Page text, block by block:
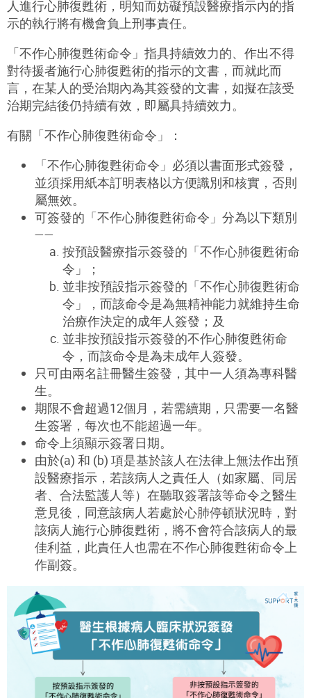
人進行心肺復甦術，明知而妨礙預設醫療指示內的指
示的執行將有機會負上刑事責任。
「不作心肺復甦術命令」指具持續效力的、作出不得
對待援者施行心肺復甦術的指示的文書，而就此而
言，在某人的受治期內為其簽發的文書，如擬在該受
治期完結後仍持續有效，即屬具持續效力。
有關「不作心肺復甦術命令」：
「不作心肺復甦術命令」必須以書面形式簽發，
並須採用紙本訂明表格以方便識別和核實，否則
屬無效。
可簽發的「不作心肺復甦術命令」分為以下類別
——
按預設醫療指示簽發的「不作心肺復甦術命
令」；
並非按預設指示簽發的「不作心肺復甦術命
令」，而該命令是為無精神能力就維持生命
治療作決定的成年人簽發；及
並非按預設指示簽發的不作心肺復甦術命
令，而該命令是為未成年人簽發。
只可由兩名註冊醫生簽發，其中一人須為專科醫
生。
期限不會超過12個月，若需續期，只需要一名醫
生簽署，每次也不能超過一年。
命令上須顯示簽署日期。
由於(a) 和 (b) 項是基於該人在法律上無法作出預
設醫療指示，若該病人之責任人（如家屬、同居
者、合法監護人等）在聽取簽署該等命令之醫生
意見後，同意該病人若處於心肺停頓狀況時，對
該病人施行心肺復甦術，將不會符合該病人的最
佳利益，此責任人也需在不作心肺復甦術命令上
作副簽。